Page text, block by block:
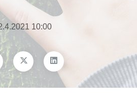
10:00